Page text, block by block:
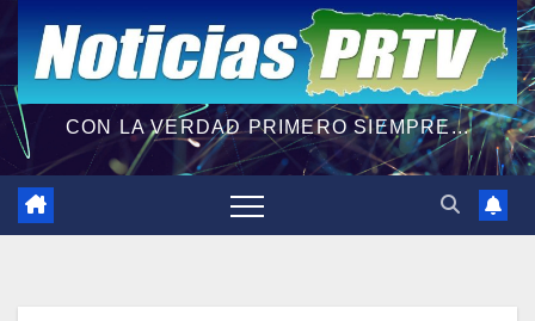
CON LA VERDAD PRIMERO SIEMPRE...